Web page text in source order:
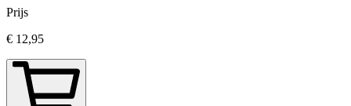
Prijs
€ 12,95